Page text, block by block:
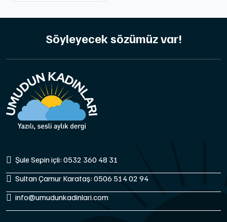
Söyleyecek sözümüz var!
Şule Sepin içli: 0532 360 48 31
Sultan Çamur Karataş: 0506 514 02 94
info@umudunkadinlari.com